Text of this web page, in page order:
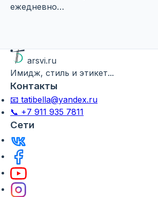
ежедневно…
arsvi.ru
Имидж, стиль и этикет...
Контакты
📧 tatibella@yandex.ru
📞 +7 911 935 7811
Сети